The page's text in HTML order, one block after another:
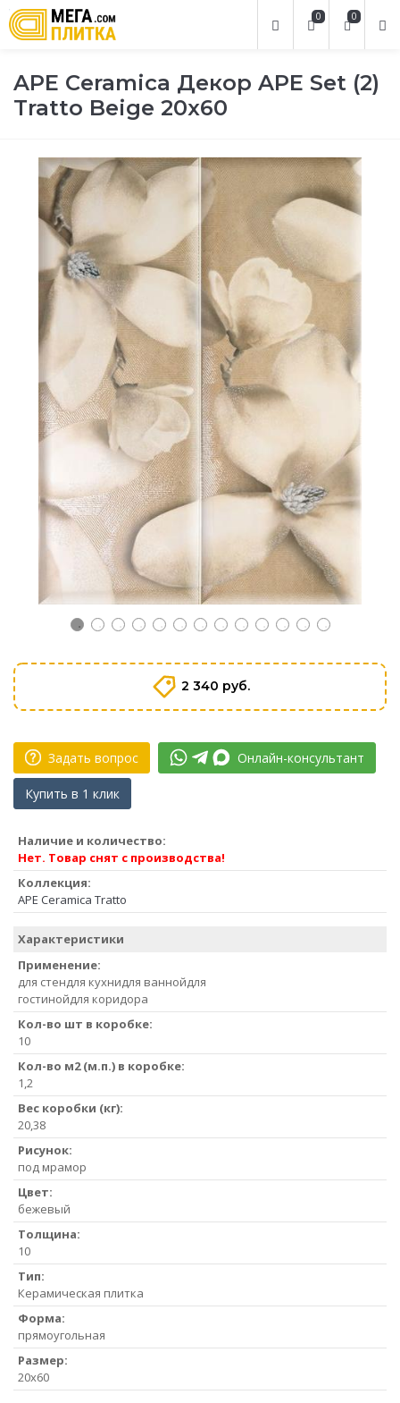
0
0
APE Ceramica Декор APE Set (2)
Tratto Beige 20х60
2 340 руб.
Задать вопрос Онлайн-консультант
Купить в 1 клик
Наличие и количество:
Нет. Товар снят с производства!
Коллекция:
APE Ceramica Tratto
Характеристики
Применение:
для стендля кухнидля ваннойдля
гостинойдля коридора
Кол-во шт в коробке:
10
Кол-во м2 (м.п.) в коробке:
1,2
Вес коробки (кг):
20,38
Рисунок:
под мрамор
Цвет:
бежевый
Толщина:
10
Тип:
Керамическая плитка
Форма:
прямоугольная
Размер:
20x60